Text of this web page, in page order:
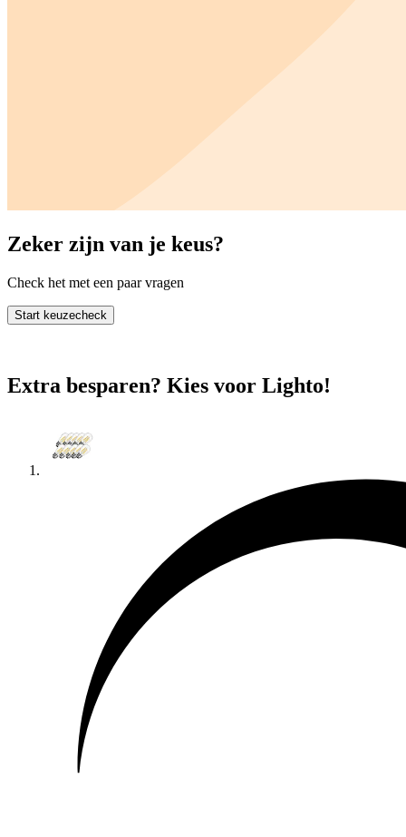
Zeker zijn van je keus?
Check het met een paar vragen
Start keuzecheck
Extra besparen? Kies voor Lighto!